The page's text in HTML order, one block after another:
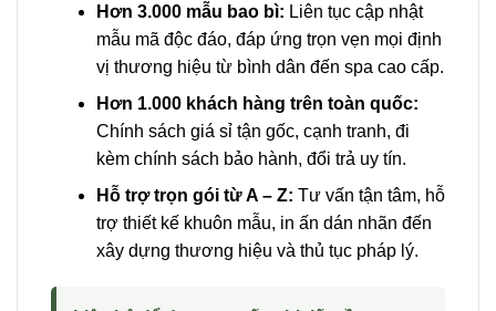
Hơn 3.000 mẫu bao bì: Liên tục cập nhật
mẫu mã độc đáo, đáp ứng trọn vẹn mọi định
vị thương hiệu từ bình dân đến spa cao cấp.
Hơn 1.000 khách hàng trên toàn quốc:
Chính sách giá sỉ tận gốc, cạnh tranh, đi
kèm chính sách bảo hành, đổi trả uy tín.
Hỗ trợ trọn gói từ A – Z: Tư vấn tận tâm, hỗ
trợ thiết kế khuôn mẫu, in ấn dán nhãn đến
xây dựng thương hiệu và thủ tục pháp lý.